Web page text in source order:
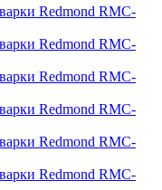
Redmond RMC-
Redmond RMC-
Redmond RMC-
Redmond RMC-
Redmond RMC-
Redmond RMC-